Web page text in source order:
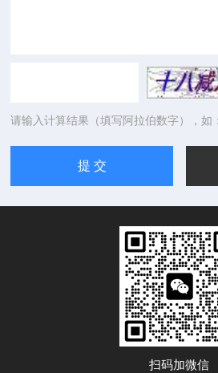
请输入计算结果（填写阿拉伯数字），如
扫码加微信